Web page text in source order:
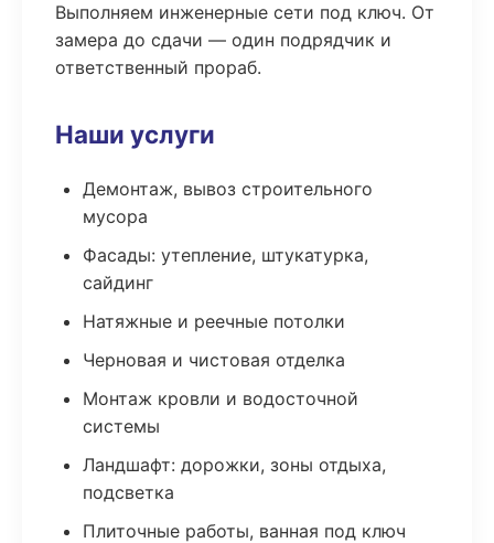
Выполняем инженерные сети под ключ. От
замера до сдачи — один подрядчик и
ответственный прораб.
Наши услуги
Демонтаж, вывоз строительного
мусора
Фасады: утепление, штукатурка,
сайдинг
Натяжные и реечные потолки
Черновая и чистовая отделка
Монтаж кровли и водосточной
системы
Ландшафт: дорожки, зоны отдыха,
подсветка
Плиточные работы, ванная под ключ